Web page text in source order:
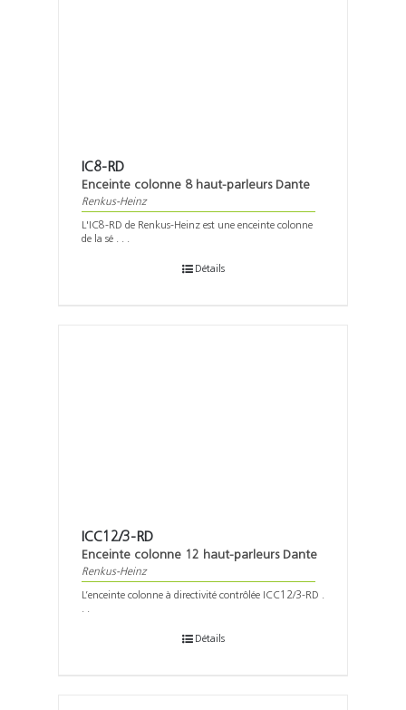
IC8-RD
Enceinte colonne 8 haut-parleurs Dante
Renkus-Heinz
L'IC8-RD de Renkus-Heinz est une enceinte colonne
de la sé . . .
Détails
ICC12/3-RD
Enceinte colonne 12 haut-parleurs Dante
Renkus-Heinz
L’enceinte colonne à directivité contrôlée ICC12/3-RD .
. .
Détails